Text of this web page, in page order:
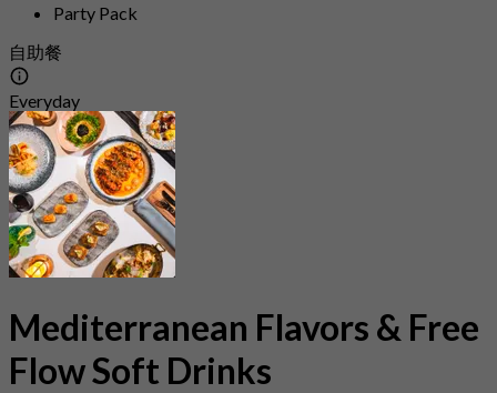
Party Pack
自助餐
Everyday
Mediterranean Flavors & Free
Flow Soft Drinks